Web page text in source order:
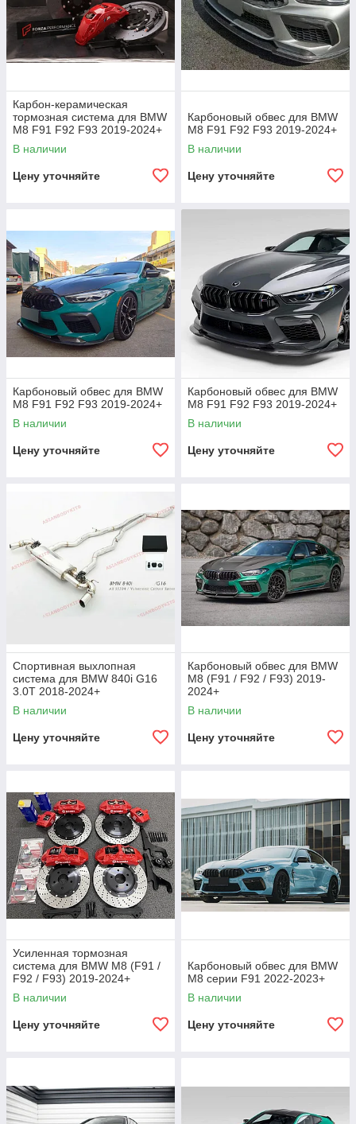
Карбон-керамическая
тормозная система для BMW
M8 F91 F92 F93 2019-2024+
В наличии
Цену уточняйте
Карбоновый обвес для BMW
M8 F91 F92 F93 2019-2024+
В наличии
Цену уточняйте
Карбоновый обвес для BMW
M8 F91 F92 F93 2019-2024+
В наличии
Цену уточняйте
Карбоновый обвес для BMW
M8 F91 F92 F93 2019-2024+
В наличии
Цену уточняйте
Спортивная выхлопная
система для BMW 840i G16
3.0T 2018-2024+
В наличии
Цену уточняйте
Карбоновый обвес для BMW
M8 (F91 / F92 / F93) 2019-
2024+
В наличии
Цену уточняйте
Усиленная тормозная
система для BMW M8 (F91 /
F92 / F93) 2019-2024+
В наличии
Цену уточняйте
Карбоновый обвес для BMW
M8 серии F91 2022-2023+
В наличии
Цену уточняйте